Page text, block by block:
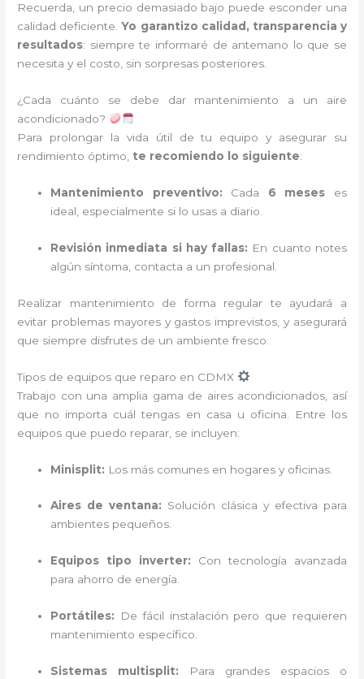
Recuerda, un precio demasiado bajo puede esconder una
calidad deficiente.Yo garantizo calidad, transparencia y
resultados: siempre te informaré de antemano lo que se
necesita y el costo, sin sorpresas posteriores.
¿Cada cuánto se debe dar mantenimiento a un aire
acondicionado?
Para prolongar la vida útil de tu equipo y asegurar su
rendimiento óptimo, te recomiendo lo siguiente:
Mantenimiento preventivo: Cada 6 meses es
ideal, especialmente si lo usas a diario.
Revisión inmediata si hay fallas: En cuanto notes
algún síntoma, contacta a un profesional.
Realizar mantenimiento de forma regular te ayudará a
evitar problemas mayores y gastos imprevistos, y asegurará
que siempre disfrutes de un ambiente fresco.
Tipos de equipos que reparo en CDMX
Trabajo con una amplia gama de aires acondicionados, así
que no importa cuál tengas en casa u oficina. Entre los
equipos que puedo reparar, se incluyen:
Minisplit: Los más comunes en hogares y oficinas.
Aires de ventana: Solución clásica y efectiva para
ambientes pequeños.
Equipos tipo inverter: Con tecnología avanzada
para ahorro de energía.
Portátiles: De fácil instalación pero que requieren
mantenimiento específico.
Sistemas multisplit: Para grandes espacios o